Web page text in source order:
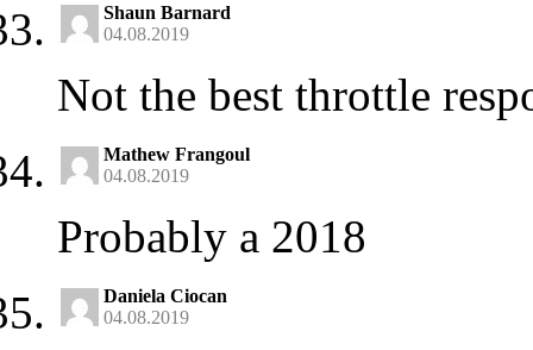
Shaun Barnard
04.08.2019
Not the best throttle
Mathew Frangoul
04.08.2019
Probably a 2018
Daniela Ciocan
04.08.2019